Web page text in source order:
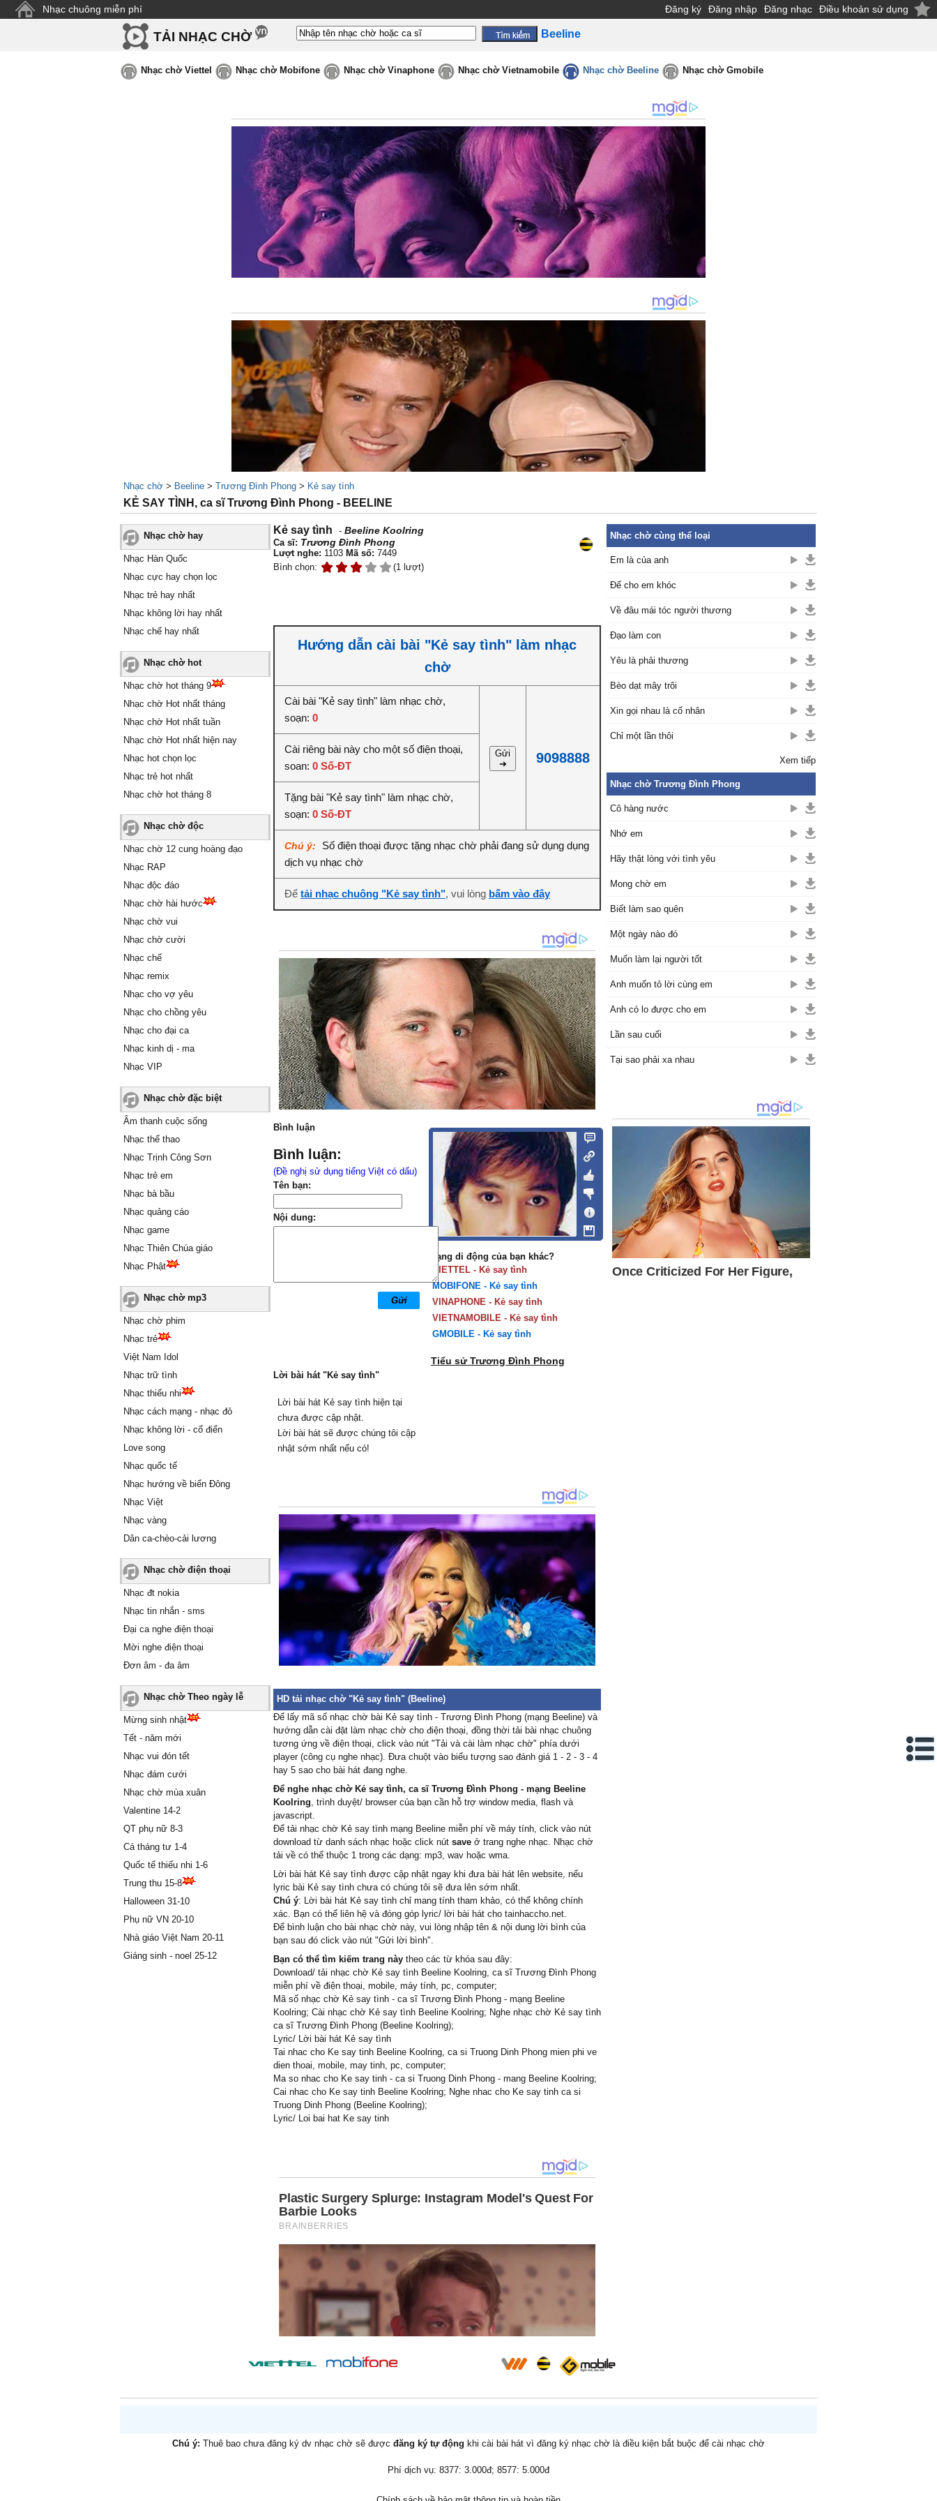
Nhạc chuông miễn phí Đăng ký Đăng nhập Đăng nhạc Điều khoản sử dụng
TẢI NHẠC CHỜ Beeline
Nhạc chờ Viettel Nhạc chờ Mobifone Nhạc chờ Vinaphone Nhạc chờ Vietnamobile Nhạc chờ Beeline Nhạc chờ Gmobile
Nhạc chờ > Beeline > Trương Đình Phong > Kẻ say tình
KẺ SAY TÌNH, ca sĩ Trương Đình Phong - BEELINE
Nhạc chờ hay
Nhạc Hàn Quốc
Nhạc cực hay chọn lọc
Nhạc trẻ hay nhất
Nhạc không lời hay nhất
Nhạc chế hay nhất
Nhạc chờ hot
Nhạc chờ hot tháng 9
Nhạc chờ Hot nhất tháng
Nhạc chờ Hot nhất tuần
Nhạc chờ Hot nhất hiện nay
Nhạc hot chọn lọc
Nhạc trẻ hot nhất
Nhạc chờ hot tháng 8
Nhạc chờ độc
Nhạc chờ 12 cung hoàng đạo
Nhạc RAP
Nhạc độc đáo
Nhạc chờ hài hước
Nhạc chờ vui
Nhạc chờ cười
Nhạc chế
Nhạc remix
Nhạc cho vợ yêu
Nhạc cho chồng yêu
Nhạc cho đại ca
Nhạc kinh dị - ma
Nhạc VIP
Nhạc chờ đặc biệt
Âm thanh cuộc sống
Nhạc thể thao
Nhạc Trịnh Công Sơn
Nhạc trẻ em
Nhạc bà bầu
Nhạc quảng cáo
Nhạc game
Nhạc Thiên Chúa giáo
Nhạc Phật
Nhạc chờ mp3
Nhạc chờ phim
Nhạc trẻ
Việt Nam Idol
Nhạc trữ tình
Nhạc thiếu nhi
Nhạc cách mạng - nhạc đỏ
Nhạc không lời - cổ điển
Love song
Nhạc quốc tế
Nhạc hướng về biển Đông
Nhạc Việt
Nhạc vàng
Dân ca-chèo-cải lương
Nhạc chờ điện thoại
Nhạc đt nokia
Nhạc tin nhắn - sms
Đại ca nghe điện thoại
Mời nghe điện thoại
Đơn âm - đa âm
Nhạc chờ Theo ngày lễ
Mừng sinh nhật
Tết - năm mới
Nhạc vui đón tết
Nhạc đám cưới
Nhạc chờ mùa xuân
Valentine 14-2
QT phụ nữ 8-3
Cá tháng tư 1-4
Quốc tế thiếu nhi 1-6
Trung thu 15-8
Halloween 31-10
Phụ nữ VN 20-10
Nhà giáo Việt Nam 20-11
Giáng sinh - noel 25-12
Kẻ say tình - Beeline Koolring
Ca sĩ: Trương Đình Phong
Lượt nghe: 1103 Mã số: 7449
Bình chọn:
(1 lượt)
Hướng dẫn cài bài "Kẻ say tình" làm nhạc
chờ
Cài bài "Kẻ say tình" làm nhạc chờ,
soạn: 0
Gửi
➔
9098888
Cài riêng bài này cho một số điện thoại,
soan: 0 Số-ĐT
Tặng bài "Kẻ say tình" làm nhạc chờ,
soạn: 0 Số-ĐT
Chú ý:
Số điện thoại được tặng nhạc chờ phải đang sử dụng dụng
dịch vụ nhạc chờ
Để tải nhạc chuông "Kẻ say tình", vui lòng bấm vào đây
Bình luận
Bình luận:
(Đề nghị sử dụng tiếng Việt có dấu)
Tên bạn:
Nội dung:
Mạng di động của bạn khác?
VIETTEL - Kẻ say tình
MOBIFONE - Kẻ say tình
VINAPHONE - Kẻ say tình
VIETNAMOBILE - Kẻ say tình
GMOBILE - Kẻ say tình
Tiểu sử Trương Đình Phong
Lời bài hát "Kẻ say tình"
Lời bài hát Kẻ say tình hiện tại
chưa được cập nhật.
Lời bài hát sẽ được chúng tôi cập
nhật sớm nhất nếu có!
HD tải nhạc chờ "Kẻ say tình" (Beeline)
Để lấy mã số nhạc chờ bài Kẻ say tình - Trương Đình Phong (mạng Beeline) và
hướng dẫn cài đặt làm nhạc chờ cho điện thoại, đồng thời tải bài nhạc chuông
tương ứng về điện thoại, click vào nút "Tải và cài làm nhạc chờ" phía dưới
player (công cụ nghe nhạc). Đưa chuột vào biểu tượng sao đánh giá 1 - 2 - 3 - 4
hay 5 sao cho bài hát đang nghe.
Để nghe nhạc chờ Kẻ say tình, ca sĩ Trương Đình Phong - mạng Beeline
Koolring, trình duyệt/ browser của bạn cần hỗ trợ window media, flash và
javascript.
Để tải nhạc chờ Kẻ say tình mạng Beeline miễn phí về máy tính, click vào nút
download từ danh sách nhạc hoặc click nút save ở trang nghe nhạc. Nhạc chờ
tải về có thể thuộc 1 trong các dạng: mp3, wav hoặc wma.
Lời bài hát Kẻ say tình được cập nhật ngay khi đưa bài hát lên website, nếu
lyric bài Kẻ say tình chưa có chúng tôi sẽ đưa lên sớm nhất.
Chú ý: Lời bài hát Kẻ say tình chỉ mang tính tham khảo, có thể không chính
xác. Bạn có thể liên hệ và đóng góp lyric/ lời bài hát cho tainhaccho.net.
Để bình luận cho bài nhạc chờ này, vui lòng nhập tên & nội dung lời bình của
bạn sau đó click vào nút "Gửi lời bình".
Bạn có thể tìm kiếm trang này theo các từ khóa sau đây:
Download/ tải nhạc chờ Kẻ say tình Beeline Koolring, ca sĩ Trương Đình Phong
miễn phí về điện thoại, mobile, máy tính, pc, computer;
Mã số nhạc chờ Kẻ say tình - ca sĩ Trương Đình Phong - mạng Beeline
Koolring; Cài nhạc chờ Kẻ say tình Beeline Koolring; Nghe nhạc chờ Kẻ say tình
ca sĩ Trương Đình Phong (Beeline Koolring);
Lyric/ Lời bài hát Kẻ say tình
Tai nhac cho Ke say tinh Beeline Koolring, ca si Truong Dinh Phong mien phi ve
dien thoai, mobile, may tinh, pc, computer;
Ma so nhac cho Ke say tinh - ca si Truong Dinh Phong - mang Beeline Koolring;
Cai nhac cho Ke say tinh Beeline Koolring; Nghe nhac cho Ke say tinh ca si
Truong Dinh Phong (Beeline Koolring);
Lyric/ Loi bai hat Ke say tinh
Nhạc chờ cùng thể loại
Em là của anh
Để cho em khóc
Về đâu mái tóc người thương
Đạo làm con
Yêu là phải thương
Bèo dạt mây trôi
Xin gọi nhau là cố nhân
Chỉ một lần thôi
Xem tiếp
Nhạc chờ Trương Đình Phong
Cô hàng nước
Nhớ em
Hãy thật lòng với tình yêu
Mong chờ em
Biết làm sao quên
Một ngày nào đó
Muốn làm lại người tốt
Anh muốn tỏ lời cùng em
Anh có lo được cho em
Lần sau cuối
Tại sao phải xa nhau
Chú ý: Thuê bao chưa đăng ký dv nhạc chờ sẽ được đăng ký tự động khi cài bài hát vì đăng ký nhạc chờ là điều kiện bắt buộc để cài nhạc chờ
Phí dịch vụ: 8377: 3.000đ; 8577: 5.000đ